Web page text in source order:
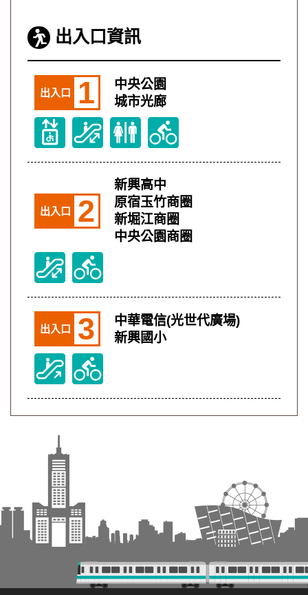
出入口資訊
出入口 1
中央公園
城市光廊
出入口 2
新興高中
原宿玉竹商圈
新堀江商圈
中央公園商圈
出入口 3
中華電信(光世代廣場)
新興國小